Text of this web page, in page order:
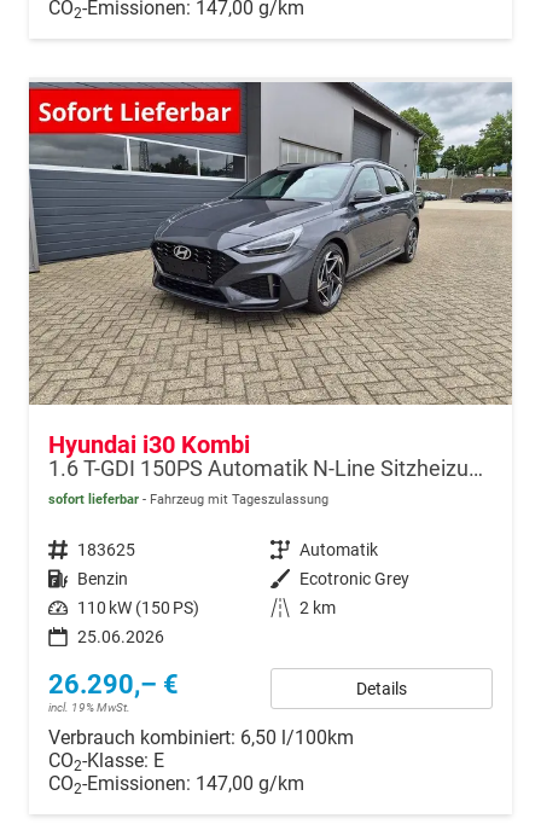
CO2-Emissionen: 147,00 g/km
Hyundai i30 Kombi
1.6 T-GDI 150PS Automatik N-Line Sitzheizung Lenkradheizung Klimaautomatik Navi 10,3"-Touchscreen Bluelink Apple CarPlay + Android Auto PDC v+h Rückf.Kamera 18-LM
sofort lieferbar Fahrzeug mit Tageszulassung
Fahrzeugnr. 183625 Getriebe Automatik
Kraftstoff Benzin Außenfarbe Ecotronic Grey
Leistung 110 kW (150 PS) Kilometerstand 2 km
25.06.2026
26.290,– €
incl. 19% MwSt.
Details
Verbrauch kombiniert: 6,50 l/100km
CO2-Klasse: E
CO2-Emissionen: 147,00 g/km